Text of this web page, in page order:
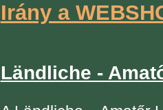
Irány a
Ländliche -